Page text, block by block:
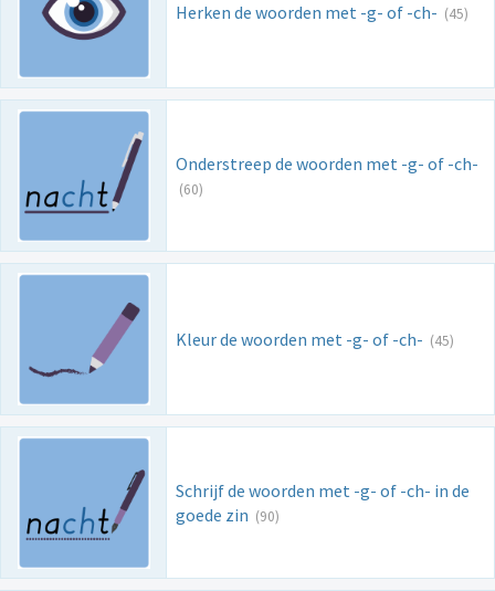
Herken de woorden met -g- of -ch- (45)
Onderstreep de woorden met -g- of -ch-
(60)
Kleur de woorden met -g- of -ch- (45)
Schrijf de woorden met -g- of -ch- in de
goede zin (90)